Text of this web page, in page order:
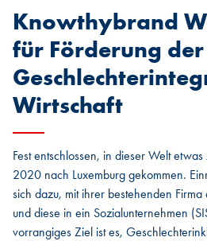
Knowthybrand
für Förderung der
Wirtschaft
Fest entschlossen, in dieser Welt
2020 nach Luxemburg gekommen.
sich dazu, mit ihrer bestehenden
und diese in ein Sozialunternehmen
vorrangiges Ziel ist es,